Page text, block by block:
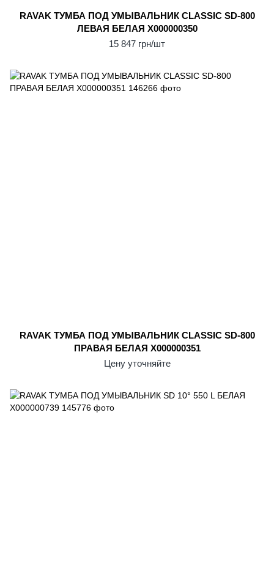
RAVAK ТУМБА ПОД УМЫВАЛЬНИК CLASSIC SD-800
ЛЕВАЯ БЕЛАЯ X000000350
15 847 грн/шт
RAVAK ТУМБА ПОД УМЫВАЛЬНИК CLASSIC SD-800
ПРАВАЯ БЕЛАЯ X000000351
Цену уточняйте